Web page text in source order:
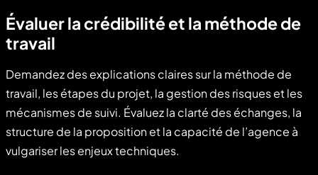
Évaluer la crédibilité et la méthode de
travail
Demandez des explications claires sur la méthode de
travail, les étapes du projet, la gestion des risques et les
mécanismes de suivi. Évaluez la clarté des échanges, la
structure de la proposition et la capacité de l’agence à
vulgariser les enjeux techniques.